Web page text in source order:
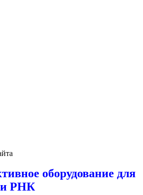
оборудование для
и РНК